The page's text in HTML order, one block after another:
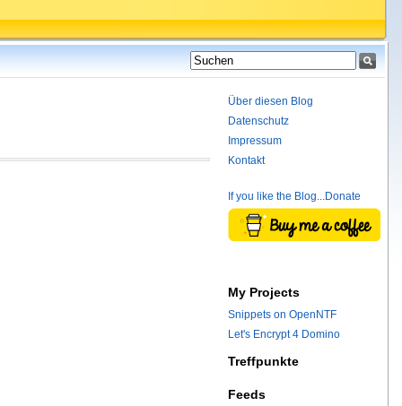
Über diesen Blog
Datenschutz
Impressum
Kontakt
If you like the Blog...Donate
My Projects
Snippets on OpenNTF
Let's Encrypt 4 Domino
Treffpunkte
Feeds